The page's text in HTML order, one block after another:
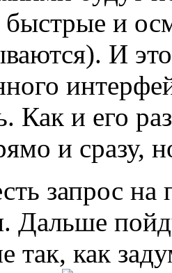
и
И
Как и его
и сразу,
запрос
Дальше
так, как